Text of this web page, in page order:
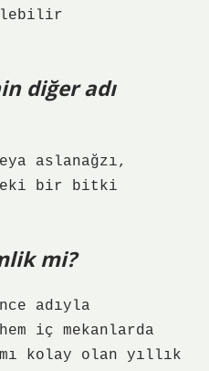
diğer adı
aslanağzı,
bir bitki
mi?
adıyla
iç mekanlarda
kolay olan yıllık